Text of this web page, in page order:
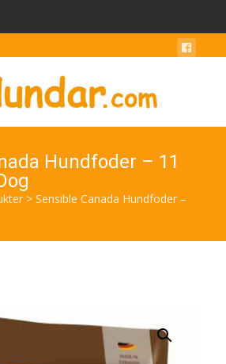
Hundfoder – 11
> Sensible Canada Hundfoder –